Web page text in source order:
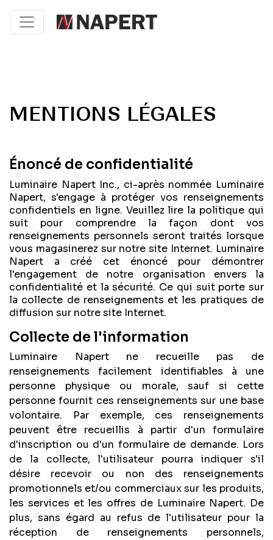
MENTIONS LÉGALES
Énoncé de confidentialité
Luminaire Napert Inc., ci-après nommée Luminaire
Napert, s'engage à protéger vos renseignements
confidentiels en ligne. Veuillez lire la politique qui
suit pour comprendre la façon dont vos
renseignements personnels seront traités lorsque
vous magasinerez sur notre site Internet. Luminaire
Napert a créé cet énoncé pour démontrer
l'engagement de notre organisation envers la
confidentialité et la sécurité. Ce qui suit porte sur
la collecte de renseignements et les pratiques de
diffusion sur notre site Internet.
Collecte de l'information
Luminaire Napert ne recueille pas de
renseignements facilement identifiables à une
personne physique ou morale, sauf si cette
personne fournit ces renseignements sur une base
volontaire. Par exemple, ces renseignements
peuvent être recueillis à partir d'un formulaire
d'inscription ou d'un formulaire de demande. Lors
de la collecte, l'utilisateur pourra indiquer s'il
désire recevoir ou non des renseignements
promotionnels et/ou commerciaux sur les produits,
les services et les offres de Luminaire Napert. De
plus, sans égard au refus de l'utilisateur pour la
réception de renseignements personnels,